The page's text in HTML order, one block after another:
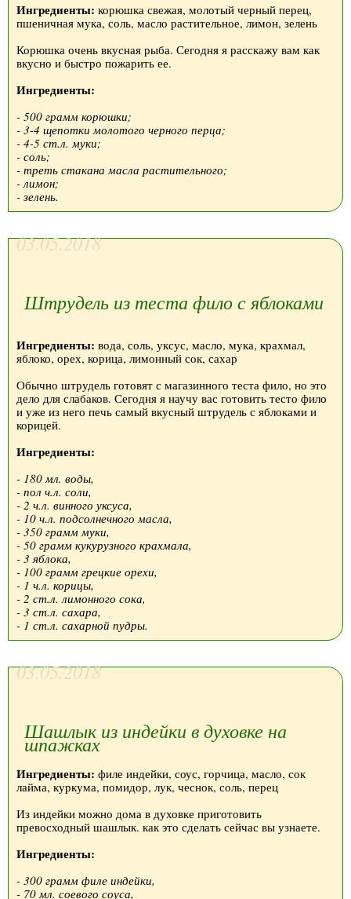
Ингредиенты: корюшка свежая, молотый черный перец,
пшеничная мука, соль, масло растительное, лимон, зелень
Корюшка очень вкусная рыба. Сегодня я расскажу вам как
вкусно и быстро пожарить ее.
Ингредиенты:
- 500 грамм корюшки;
- 3-4 щепотки молотого черного перца;
- 4-5 ст.л. муки;
- соль;
- треть стакана масла растительного;
- лимон;
- зелень.
03.05.2018
Штрудель из теста фило с яблоками
Ингредиенты: вода, соль, уксус, масло, мука, крахмал,
яблоко, орех, корица, лимонный сок, сахар
Обычно штрудель готовят с магазинного теста фило, но это
дело для слабаков. Сегодня я научу вас готовить тесто фило
и уже из него печь самый вкусный штрудель с яблоками и
корицей.
Ингредиенты:
- 180 мл. воды,
- пол ч.л. соли,
- 2 ч.л. винного уксуса,
- 10 ч.л. подсолнечного масла,
- 350 грамм муки,
- 50 грамм кукурузного крахмала,
- 3 яблока,
- 100 грамм грецкие орехи,
- 1 ч.л. корицы,
- 2 ст.л. лимонного сока,
- 3 ст.л. сахара,
- 1 ст.л. сахарной пудры.
03.05.2018
Шашлык из индейки в духовке на
шпажках
Ингредиенты: филе индейки, соус, горчица, масло, сок
лайма, куркума, помидор, лук, чеснок, соль, перец
Из индейки можно дома в духовке приготовить
превосходный шашлык. как это сделать сейчас вы узнаете.
Ингредиенты:
- 300 грамм филе индейки,
- 70 мл. соевого соуса,